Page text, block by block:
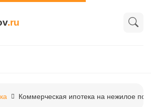
.ru
Коммерческая ипотека на нежилое